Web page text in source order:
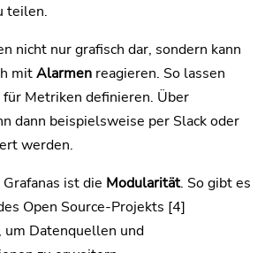
teilen.
nicht nur grafisch dar, sondern kann
mitAlarmen reagieren. So lassen
Metriken definieren. Über
dann beispielsweise per Slack oder
werden.
ist die Modularität. So gibt es
Open Source-Projekts [4]
um Datenquellen und